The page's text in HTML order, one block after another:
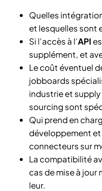
Quelles
et lesquelles sont
Si l’accès à l’API
supplément, et
Le coût éventuel
jobboards
industrie et supply
sourcing sont
Qui prend en
développement
connecteurs sur
La compatibilité
cas de mise à jour
leur.